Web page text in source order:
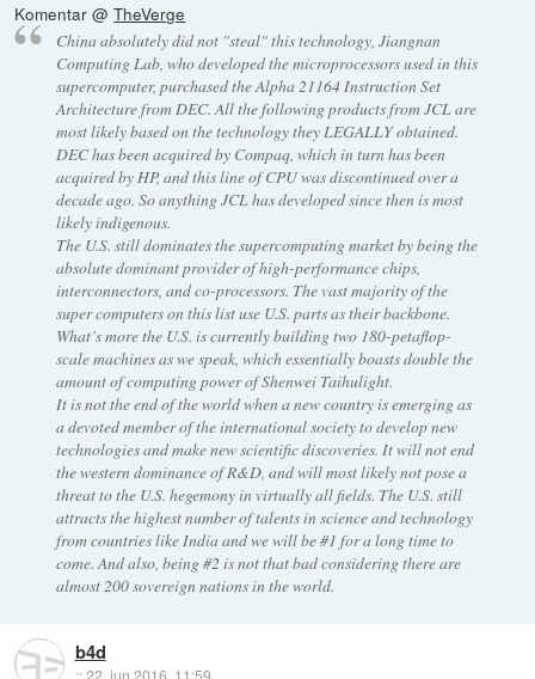
Komentar @TheVerge
China absolutely did not "steal" this technology, Jiangnan
Computing Lab, who developed the microprocessors used in this
supercomputer, purchased the Alpha 21164 Instruction Set
Architecture from DEC. All the following products from JCL are
most likely based on the technology they LEGALLY obtained.
DEC has been acquired by Compaq, which in turn has been
acquired by HP, and this line of CPU was discontinued over a
decade ago. So anything JCL has developed since then is most
likely indigenous.
The U.S. still dominates the supercomputing market by being the
absolute dominant provider of high-performance chips,
interconnectors, and co-processors. The vast majority of the
super computers on this list use U.S. parts as their backbone.
What’s more the U.S. is currently building two 180-petaflop-
scale machines as we speak, which essentially boasts double the
amount of computing power of Shenwei Taihulight.
It is not the end of the world when a new country is emerging as
a devoted member of the international society to develop new
technologies and make new scientific discoveries. It will not end
the western dominance of R&D, and will most likely not pose a
threat to the U.S. hegemony in virtually all fields. The U.S. still
attracts the highest number of talents in science and technology
from countries like India and we will be #1 for a long time to
come. And also, being #2 is not that bad considering there are
almost 200 sovereign nations in the world.
b4d
::22. jun 2016, 11:59